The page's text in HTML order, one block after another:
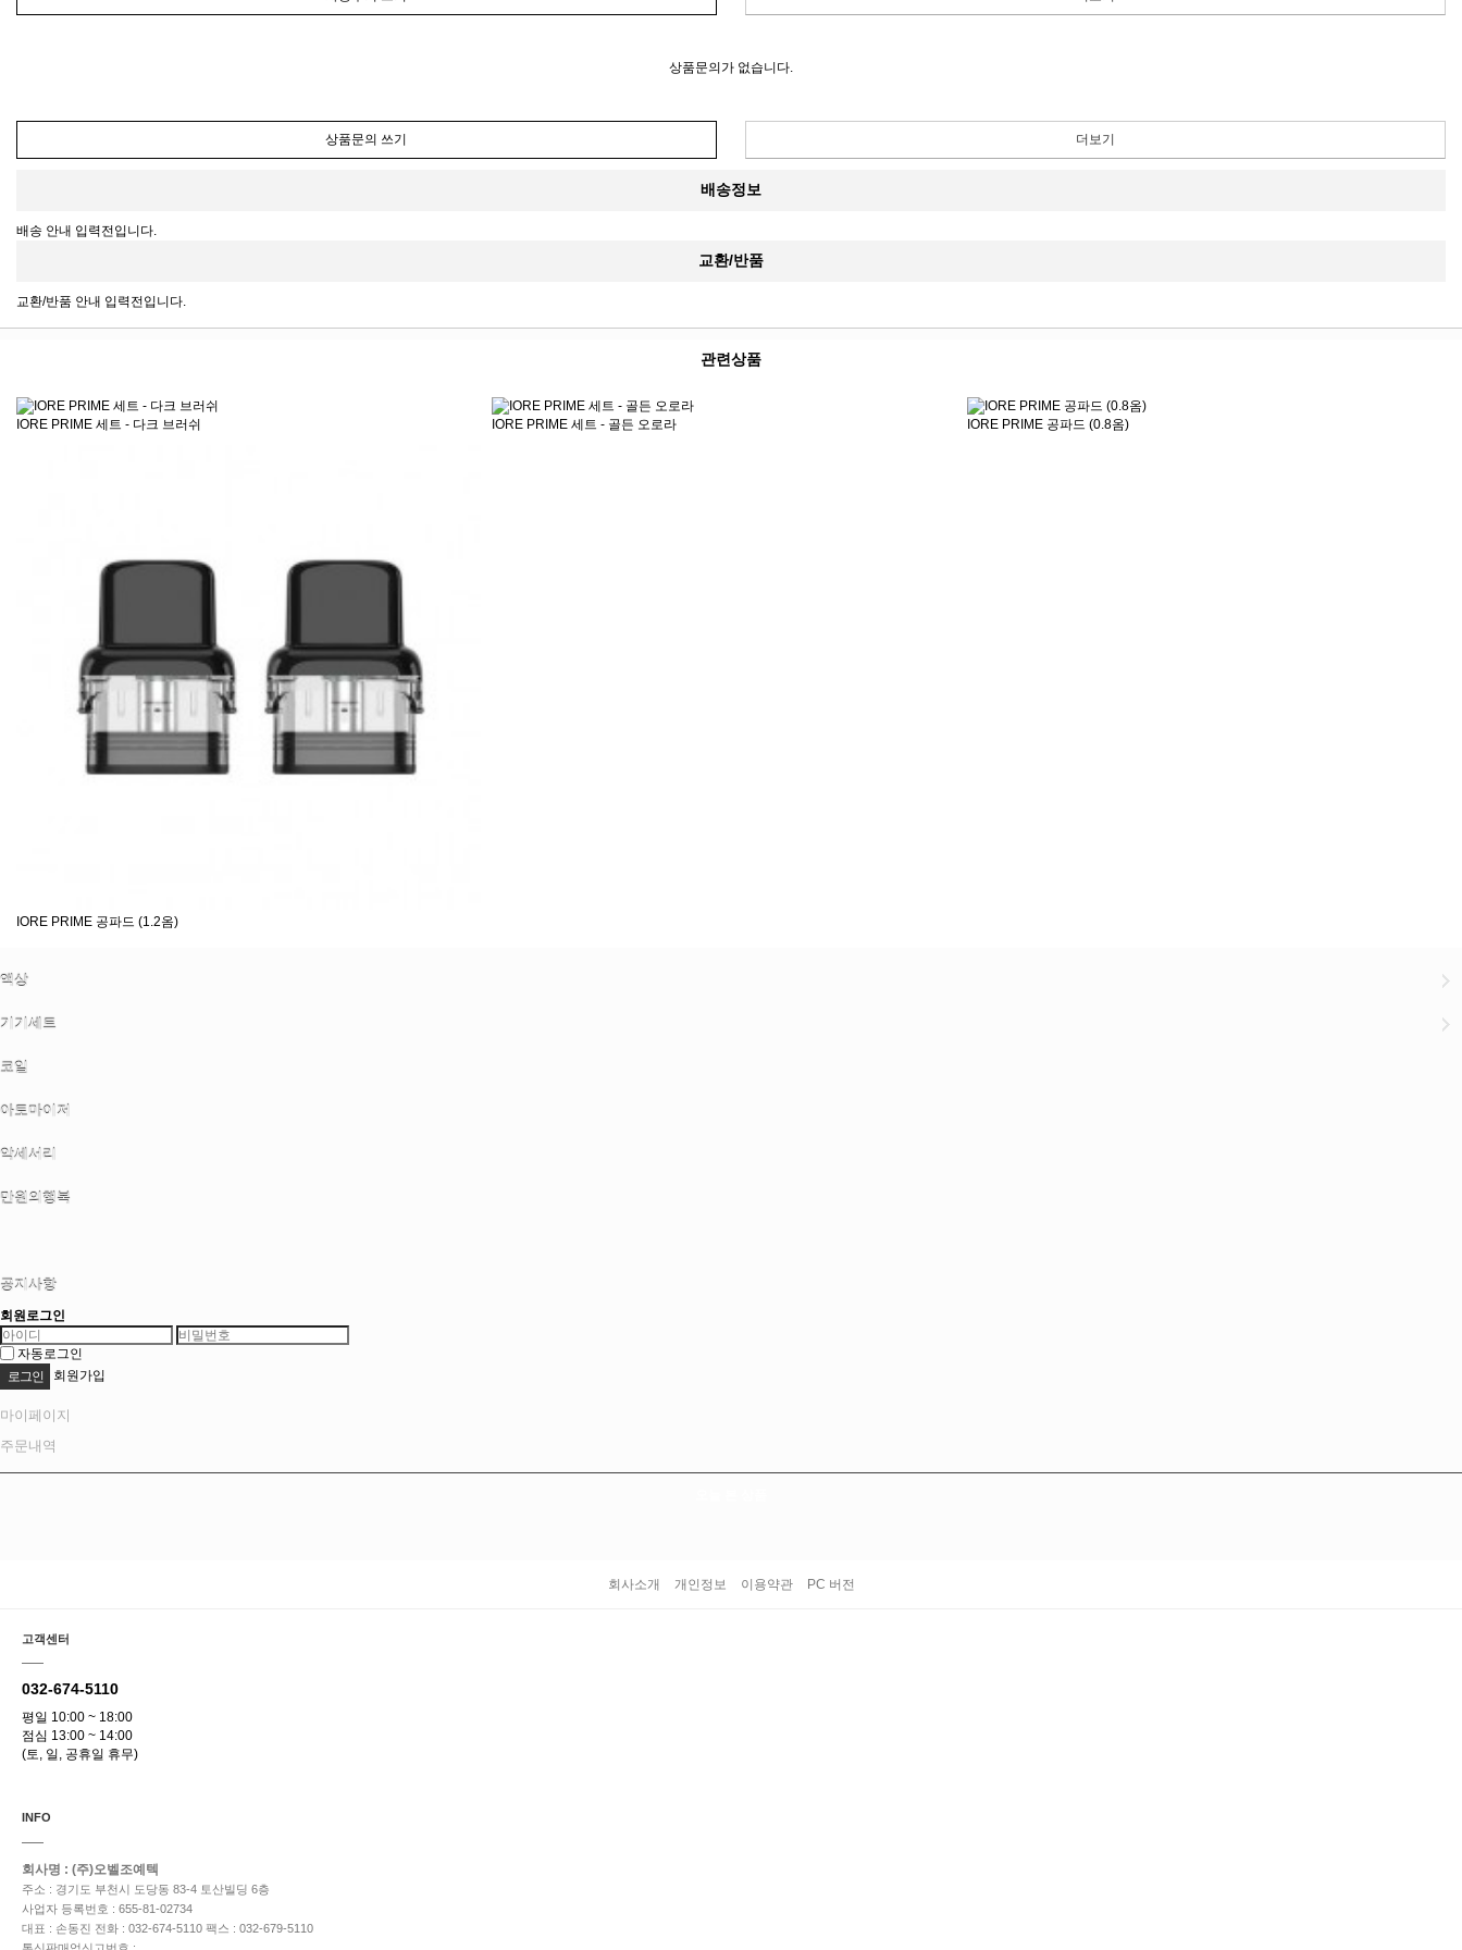
상품문의가 없습니다.
상품문의 쓰기 더보기
배송정보
배송 안내 입력전입니다.
교환/반품
교환/반품 안내 입력전입니다.
관련상품
IORE PRIME 세트 - 다크 브러쉬 IORE PRIME 세트 - 골든 오로라 IORE PRIME 공파드 (0.8옴)
IORE PRIME 공파드 (1.2옴)
액상
기기세트
코일
아토마이저
악세서리
만원의행복
공지사항
회원로그인
자동로그인
회원가입
마이페이지
주문내역
회사소개 개인정보 이용약관 PC 버전
고객센터
032-674-5110
평일 10:00 ~ 18:00
점심 13:00 ~ 14:00
(토, 일, 공휴일 휴무)
INFO
회사명 : (주)오벨조예텍
주소 : 경기도 부천시 도당동 83-4 토산빌딩 6층
사업자 등록번호 : 655-81-02734
대표 : 손동진 전화 : 032-674-5110 팩스 : 032-679-5110